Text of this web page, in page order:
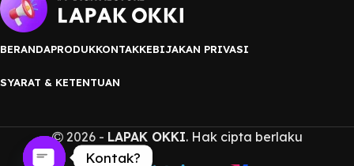
BERANDAPRODUKKONTAKKEBIJAKAN PRIVASI
SYARAT & KETENTUAN
2026 - LAPAK OKKI. Hak cipta berlaku
Kontak?